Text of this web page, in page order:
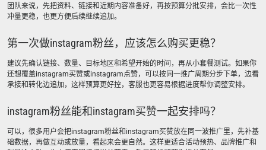
团队来说，先把资料、链接和近期内容准备好，再按预算分批安排，会比一次性
冲量更稳，也更方便后续继续追加。
第一次做instagram粉丝，应该怎么购买更稳？
建议先确认链接、数量、目标地区和希望开始的时间，再从小套餐测试。如果你
还想覆盖instagram买赞或instagram点赞，可以按同一推广周期分步下单，边看
承接和转化边追加，这样预算更好控，客服也更容易根据进度帮你调整安排。
instagram粉丝能和instagram买赞一起安排吗？
可以，很多用户会把instagram粉丝和instagram买赞放在同一波推广里，先补基
础数据，再做互动或放量，看起来会更自然。这样更适合活动预热、品牌推广和